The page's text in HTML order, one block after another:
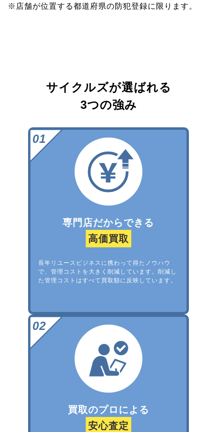
※店舗が位置する都道府県の防犯登録に限ります。
サイクルズが選ばれる
3つの強み
専門店だからできる
高価買取
長年リユースビジネスに携わって得たノウハウ
で、管理コストを大きく削減しています。削減し
た管理コストはすべて買取額に反映しています。
買取のプロによる
安心査定